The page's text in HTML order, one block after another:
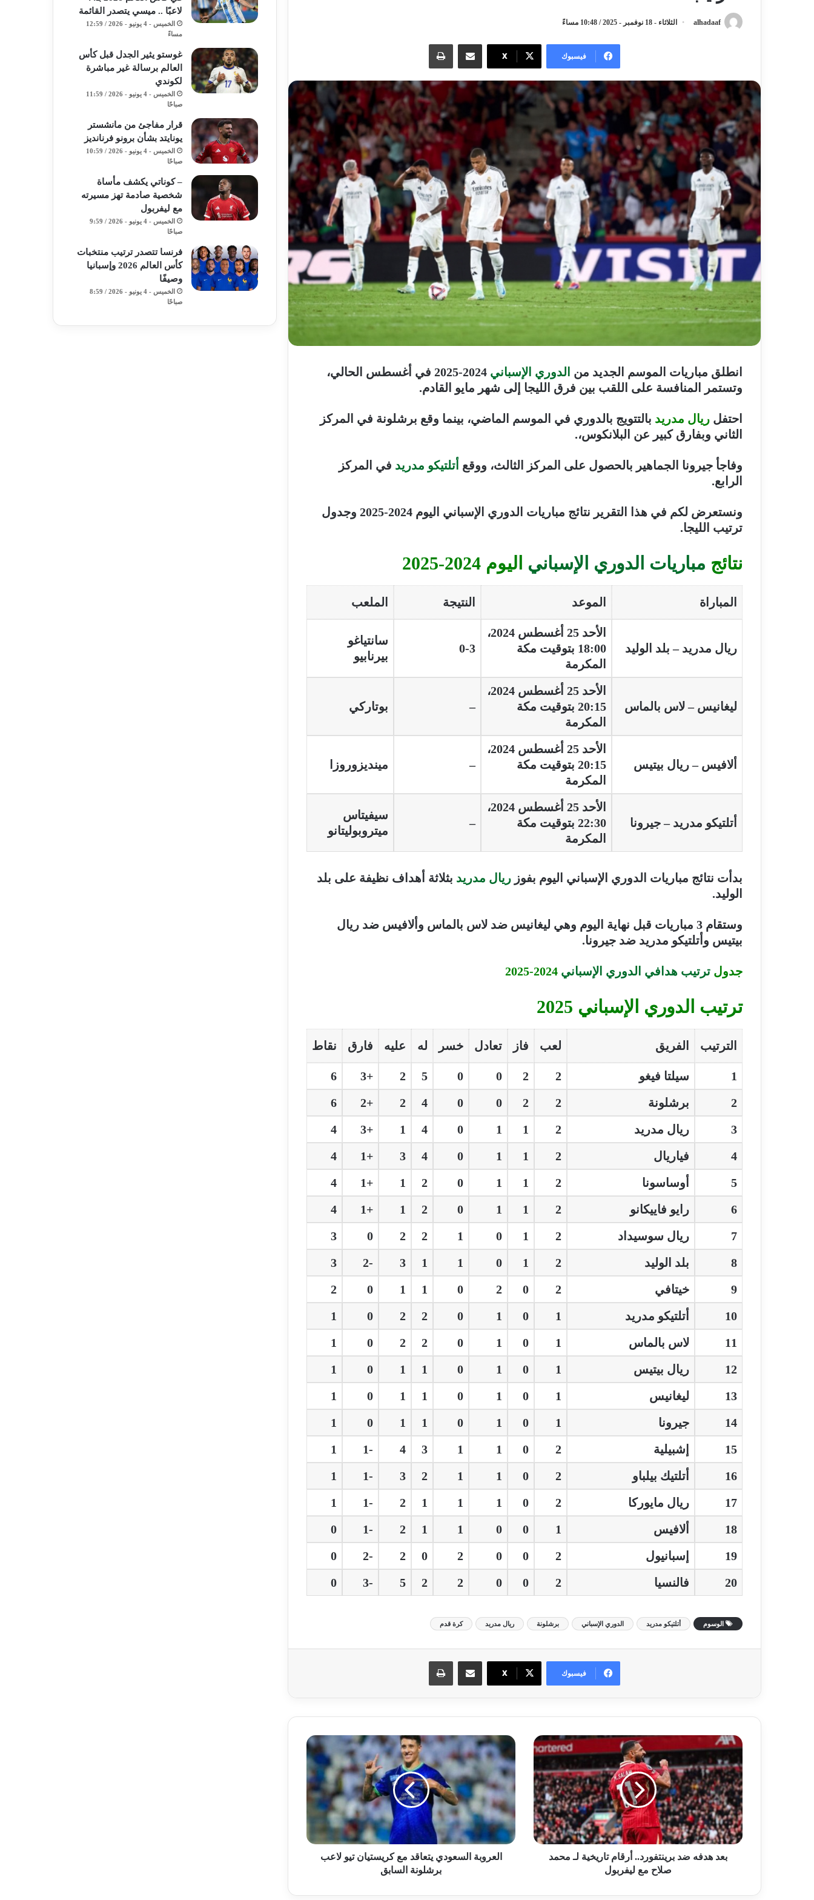
alhadaaf الثلاثاء - 18 نوفمبر - 2025 / 10:48 مساءً
فيسبوك X
مشاركة عبر البريد طباعة
انطلق مباريات الموسم الجديد من الدوري الإسباني
2024-2025 في أغسطس الحالي،
وتستمر المنافسة على اللقب بين فرق الليجا إلى شهر مايو القادم.
احتفل ريال مدريد بالتتويج بالدوري في الموسم الماضي، بينما وقع برشلونة في المركز
الثاني وبفارق كبير عن البلانكوس،.
وفاجأ جيرونا الجماهير بالحصول على المركز الثالث، ووقع أتلتيكو مدريد في المركز
الرابع.
ونستعرض لكم في هذا التقرير نتائج مباريات الدوري الإسباني اليوم 2024-2025 وجدول
ترتيب الليجا.
نتائج مباريات الدوري الإسباني اليوم 2024-2025
المباراة الموعد النتيجة الملعب
ريال مدريد – بلد الوليد
الأحد 25 أغسطس 2024،
18:00 بتوقيت مكة
المكرمة
0-3
سانتياغو
بيرنابيو
ليغانيس – لاس بالماس
الأحد 25 أغسطس 2024،
20:15 بتوقيت مكة
المكرمة
– بوتاركي
ألافيس – ريال بيتيس
الأحد 25 أغسطس 2024،
20:15 بتوقيت مكة
المكرمة
– مينديزوروزا
أتلتيكو مدريد – جيرونا
الأحد 25 أغسطس 2024،
22:30 بتوقيت مكة
المكرمة
–
سيفيتاس
ميتروبوليتانو
بدأت نتائج مباريات الدوري الإسباني اليوم بفوز ريال مدريد بثلاثة أهداف نظيفة على بلد
الوليد.
وستقام 3 مباريات قبل نهاية اليوم وهي ليغانيس ضد لاس بالماس وألافيس ضد ريال
بيتيس وأتلتيكو مدريد ضد جيرونا.
جدول ترتيب هدافي الدوري الإسباني
ترتيب الدوري الإسباني 2025
الترتيب الفريق لعب فاز تعادل خسر له عليه فارق نقاط
1 سيلتا فيغو 2
2
0
0
5
2
+3
6
2
برشلونة 2
2
0
0
4
2
+2
6
3
ريال مدريد 2
1
1
0
4
1
+3
4
4
فياريال 2
1
1
0
4
3
+1
4
5
أوساسونا 2
1
1
0
2
1
+1
4
6
رايو فاييكانو 2
1
1
0
2
1
+1
4
7
ريال سوسيداد 2
1
0
1
2
2
0
3
8
بلد الوليد 2
1
0
1
1
3
-2
3
9
خيتافي 2
0
2
0
1
1
0
2
10
أتلتيكو مدريد 1
0
1
0
2
2
0
1
11
لاس بالماس 1
0
1
0
2
2
0
1
12
ريال بيتيس 1
0
1
0
1
1
0
1
13
ليغانيس 1
0
1
0
1
1
0
1
14
جيرونا 1
0
1
0
1
1
0
1
15
إشبيلية 2
0
1
1
3
4
-1
1
16
أتلتيك بيلباو 2
0
1
1
2
3
-1
1
17
ريال مايوركا 2
0
1
1
1
2
-1
1
18
ألافيس 1
0
0
1
1
2
-1
0
19
إسبانيول 2
0
0
2
0
2
-2
0
20
فالنسيا 2
0
0
2
2
5
-3
0
الوسوم أتلتيكو مدريد الدوري الإسباني برشلونة ريال مدريد كرة قدم
فيسبوك X
مشاركة عبر البريد طباعة
بعد هدفه ضد برينتفورد.. أرقام تاريخية لـ محمد
صلاح مع ليفربول
العروبة السعودي يتعاقد مع كريستيان تيو لاعب
برشلونة السابق
لاعبًا .. ميسي يتصدر القائمة
الخميس - 4 يونيو - 2026 / 12:59
مساءً
غوستو يثير الجدل قبل كأس
العالم برسالة غير مباشرة
لكوندي
الخميس - 4 يونيو - 2026 / 11:59
صباحًا
قرار مفاجئ من مانشستر
يونايتد بشأن برونو فرنانديز
الخميس - 4 يونيو - 2026 / 10:59
صباحًا
– كوناتي يكشف مأساة
شخصية صادمة تهز مسيرته
مع ليفربول
الخميس - 4 يونيو - 2026 / 9:59
صباحًا
فرنسا تتصدر ترتيب منتخبات
كأس العالم 2026 وإسبانيا
وصيفًا
الخميس - 4 يونيو - 2026 / 8:59
صباحًا